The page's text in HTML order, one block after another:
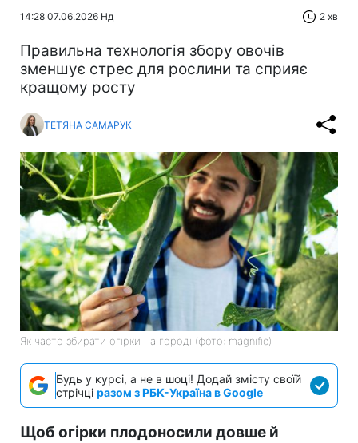
14:28 07.06.2026 Нд 2 хв
Правильна технологія збору овочів
зменшує стрес для рослини та сприяє
кращому росту
ТЕТЯНА САМАРУК
Як часто збирати огірки на городі (фото: magnific)
Будь у курсі, а не в шоці! Додай змісту своїй
стрічці разом з РБК-Україна в Google
Щоб огірки плодоносили довше й